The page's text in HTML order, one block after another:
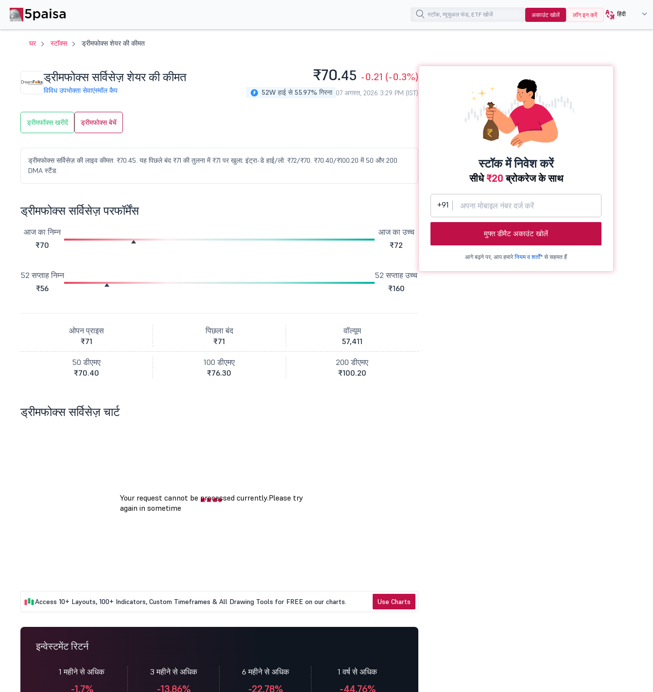
अकाउंट खोलें लॉग इन करें हिंदी
घर स्टॉक्स ड्रीमफोक्स शेयर की कीमत
ड्रीमफोक्स सर्विसेज़ शेयर की कीमत
विविध उपभोक्ता सेवाएंस्मॉल कैप
₹70.45 -0.21 (-0.3%)
52W हाई से 55.97% गिरना 07 अगस्त, 2026 3:29 PM (IST)
ड्रीमफॉक्स खरीदें ड्रीमफोक्स बेचें
ड्रीमफोक्स सर्विसेज़ की लाइव कीमत: ₹70.45. यह पिछले बंद ₹71 की तुलना में ₹71 पर खुला; इंट्रा-डे हाई/लो: ₹72/₹70. ₹70.40/₹100.20 में 50 और 200
DMA स्टैंड.
ड्रीमफोक्स सर्विसेज़ परफॉर्मेंस
आज का निम्न
₹70
आज का उच्च
₹72
52 सप्ताह निम्न
₹56
52 सप्ताह उच्च
₹160
ओपन प्राइस
₹71
पिछला बंद
₹71
वॉल्यूम
57,411
50 डीएमए
₹70.40
100 डीएमए
₹76.30
200 डीएमए
₹100.20
ड्रीमफोक्स सर्विसेज़ चार्ट
Access 10+ Layouts, 100+ Indicators, Custom Timeframes & All Drawing Tools for FREE on our charts. Use Charts
इन्वेस्टमेंट रिटर्न
1 महीने से अधिक
-1.7%
3 महीने से अधिक
-13.86%
6 महीने से अधिक
-22.78%
1 वर्ष से अधिक
-44.76%
स्टॉक में निवेश करें
सीधे₹20ब्रोकरेज के साथ
+91
मुफ्त डीमैट अकाउंट खोलें
आगे बढ़ने पर, आप हमारेनियम व शर्तों* से सहमत हैं